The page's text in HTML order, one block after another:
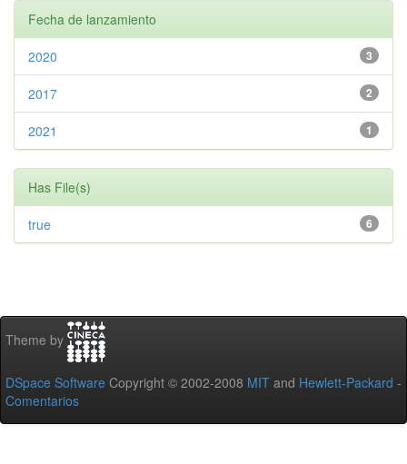
Fecha de lanzamiento
3
2020
2
2017
1
2021
Has File(s)
6
true
Theme by
DSpace Software Copyright © 2002-2008 MIT and Hewlett-Packard -
Comentarios